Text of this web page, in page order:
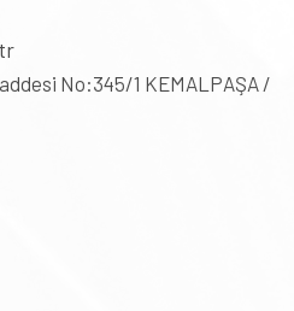
No:345/1 KEMALPAŞA /